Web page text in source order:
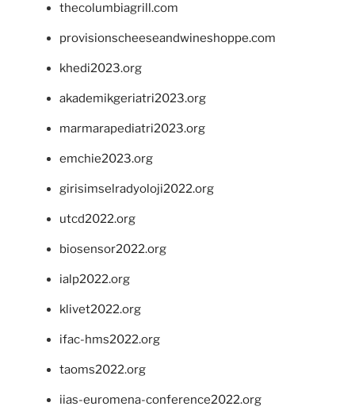
thecolumbiagrill.com
provisionscheeseandwineshoppe.com
khedi2023.org
akademikgeriatri2023.org
marmarapediatri2023.org
emchie2023.org
girisimselradyoloji2022.org
utcd2022.org
biosensor2022.org
ialp2022.org
klivet2022.org
ifac-hms2022.org
taoms2022.org
iias-euromena-conference2022.org